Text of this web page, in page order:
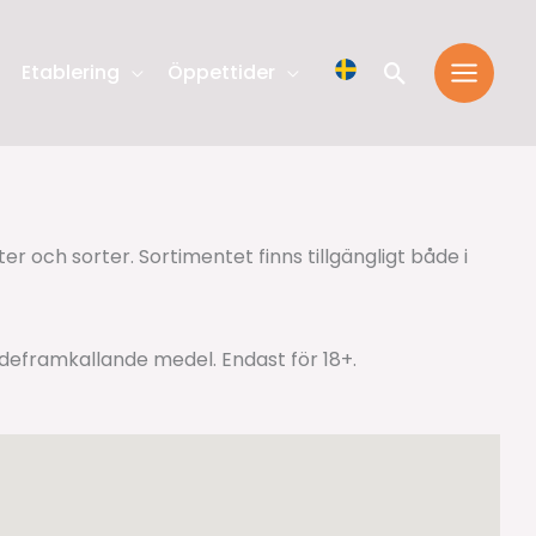
Etablering Öppettider Sök
och sorter. Sortimentet finns tillgängligt både i
medel. Endast för 18+.